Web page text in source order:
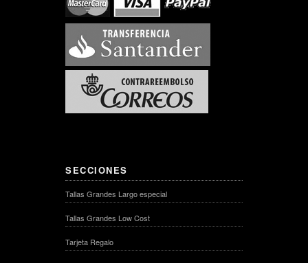
SECCIONES
Tallas Grandes Largo especial
Tallas Grandes Low Cost
Tarjeta Regalo